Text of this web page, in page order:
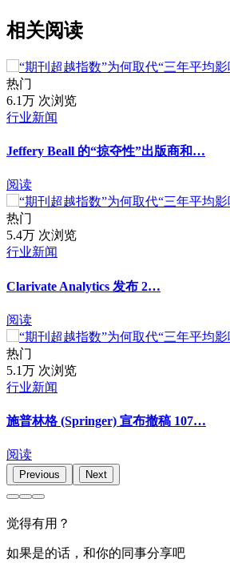
相关阅读
热门
6.1万 次浏览
行业新闻
Jeffery Beall 的“掠夺性”出版商和…
阅读
热门
5.4万 次浏览
行业新闻
Clarivate Analytics 发布 2…
阅读
热门
5.1万 次浏览
行业新闻
施普林格 (Springer) 宣布撤稿 107…
阅读
Previous Next
觉得有用？
如果是的话，和你的同事分享吧